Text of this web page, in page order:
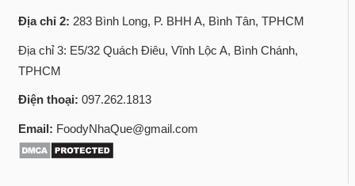
Địa chỉ 2: 283 Bình Long, P. BHH A, Bình Tân, TPHCM
Địa chỉ 3: E5/32 Quách Điêu, Vĩnh Lộc A, Bình Chánh,
TPHCM
Điện thoại: 097.262.1813
Email: FoodyNhaQue@gmail.com